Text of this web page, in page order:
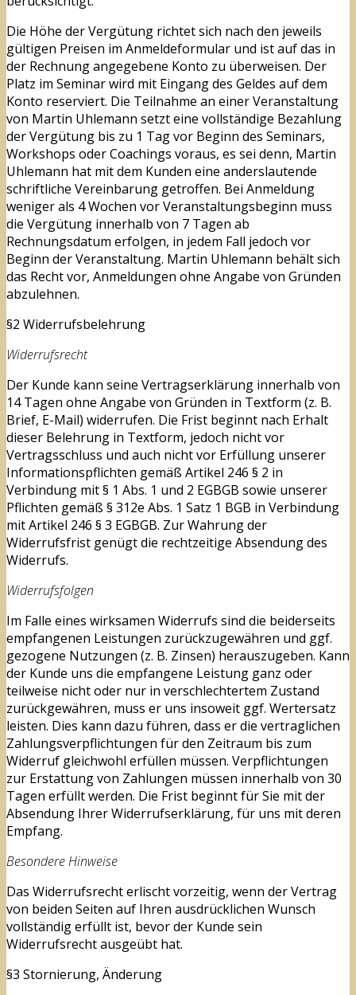
Die Höhe der Vergütung richtet sich nach den jeweils
gültigen Preisen im Anmeldeformular und ist auf das in
der Rechnung angegebene Konto zu überweisen. Der
Platz im Seminar wird mit Eingang des Geldes auf dem
Konto reserviert. Die Teilnahme an einer Veranstaltung
von Martin Uhlemann setzt eine vollständige Bezahlung
der Vergütung bis zu 1 Tag vor Beginn des Seminars,
Workshops oder Coachings voraus, es sei denn, Martin
Uhlemann hat mit dem Kunden eine anderslautende
schriftliche Vereinbarung getroffen. Bei Anmeldung
weniger als 4 Wochen vor Veranstaltungsbeginn muss
die Vergütung innerhalb von 7 Tagen ab
Rechnungsdatum erfolgen, in jedem Fall jedoch vor
Beginn der Veranstaltung. Martin Uhlemann behält sich
das Recht vor, Anmeldungen ohne Angabe von Gründen
abzulehnen.
§2 Widerrufsbelehrung
Widerrufsrecht
Der Kunde kann seine Vertragserklärung innerhalb von
14 Tagen ohne Angabe von Gründen in Textform (z. B.
Brief, E-Mail) widerrufen. Die Frist beginnt nach Erhalt
dieser Belehrung in Textform, jedoch nicht vor
Vertragsschluss und auch nicht vor Erfüllung unserer
Informationspflichten gemäß Artikel 246 § 2 in
Verbindung mit § 1 Abs. 1 und 2 EGBGB sowie unserer
Pflichten gemäß § 312e Abs. 1 Satz 1 BGB in Verbindung
mit Artikel 246 § 3 EGBGB. Zur Wahrung der
Widerrufsfrist genügt die rechtzeitige Absendung des
Widerrufs.
Widerrufsfolgen
Im Falle eines wirksamen Widerrufs sind die beiderseits
empfangenen Leistungen zurückzugewähren und ggf.
gezogene Nutzungen (z. B. Zinsen) herauszugeben. Kann
der Kunde uns die empfangene Leistung ganz oder
teilweise nicht oder nur in verschlechtertem Zustand
zurückgewähren, muss er uns insoweit ggf. Wertersatz
leisten. Dies kann dazu führen, dass er die vertraglichen
Zahlungsverpflichtungen für den Zeitraum bis zum
Widerruf gleichwohl erfüllen müssen. Verpflichtungen
zur Erstattung von Zahlungen müssen innerhalb von 30
Tagen erfüllt werden. Die Frist beginnt für Sie mit der
Absendung Ihrer Widerrufserklärung, für uns mit deren
Empfang.
Besondere Hinweise
Das Widerrufsrecht erlischt vorzeitig, wenn der Vertrag
von beiden Seiten auf Ihren ausdrücklichen Wunsch
vollständig erfüllt ist, bevor der Kunde sein
Widerrufsrecht ausgeübt hat.
§3 Stornierung, Änderung